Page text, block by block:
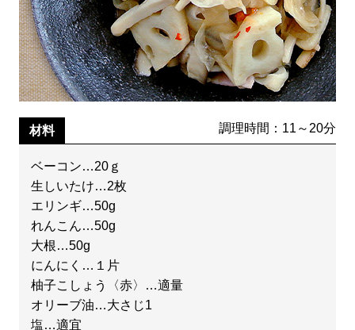
材料 調理時間：11～20分
ベーコン…20ｇ
生しいたけ…2枚
エリンギ…50g
れんこん…50g
大根…50g
にんにく…１片
柚子こしょう〈赤〉…適量
オリーブ油…大さじ1
塩…適宜